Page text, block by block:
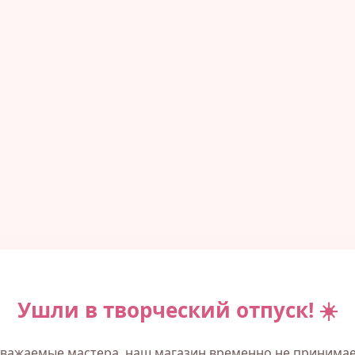
Ушли в творческий отпуск! ☀️